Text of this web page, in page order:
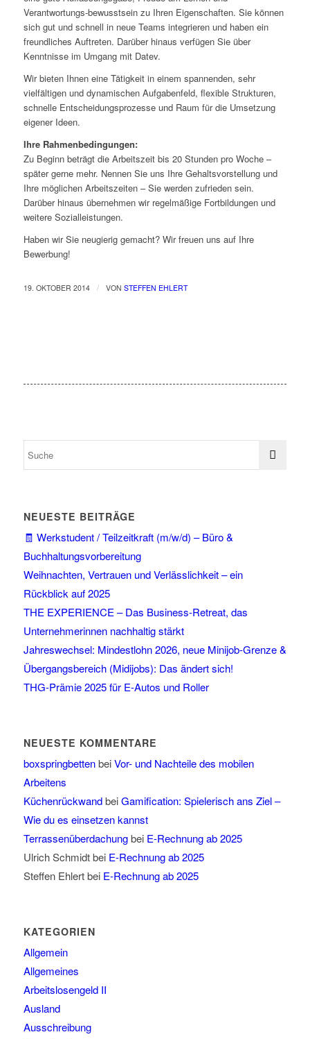
Verantwortungs-bewusstsein zu Ihren Eigenschaften. Sie können
sich gut und schnell in neue Teams integrieren und haben ein
freundliches Auftreten. Darüber hinaus verfügen Sie über
Kenntnisse im Umgang mit Datev.
Wir bieten Ihnen eine Tätigkeit in einem spannenden, sehr
vielfältigen und dynamischen Aufgabenfeld, flexible Strukturen,
schnelle Entscheidungsprozesse und Raum für die Umsetzung
eigener Ideen.
Ihre Rahmenbedingungen:
Zu Beginn beträgt die Arbeitszeit bis 20 Stunden pro Woche –
später gerne mehr. Nennen Sie uns Ihre Gehaltsvorstellung und
Ihre möglichen Arbeitszeiten – Sie werden zufrieden sein.
Darüber hinaus übernehmen wir regelmäßige Fortbildungen und
weitere Sozialleistungen.
Haben wir Sie neugierig gemacht? Wir freuen uns auf Ihre
Bewerbung!
19. OKTOBER 2014 / VON STEFFEN EHLERT
NEUESTE BEITRÄGE
🧾 Werkstudent / Teilzeitkraft (m/w/d) – Büro &
Buchhaltungsvorbereitung
Weihnachten, Vertrauen und Verlässlichkeit – ein
Rückblick auf 2025
THE EXPERIENCE – Das Business-Retreat, das
Unternehmerinnen nachhaltig stärkt
Jahreswechsel: Mindestlohn 2026, neue Minijob-Grenze &
Übergangsbereich (Midijobs): Das ändert sich!
THG-Prämie 2025 für E-Autos und Roller
NEUESTE KOMMENTARE
boxspringbettenbeiVor- und Nachteile des mobilen
Arbeitens
KüchenrückwandbeiGamification: Spielerisch ans Ziel –
Wie du es einsetzen kannst
Terrassenüberdachungbei E-Rechnung ab 2025
Ulrich Schmidtbei E-Rechnung ab 2025
Steffen Ehlertbei E-Rechnung ab 2025
KATEGORIEN
Allgemein
Allgemeines
Arbeitslosengeld II
Ausland
Ausschreibung